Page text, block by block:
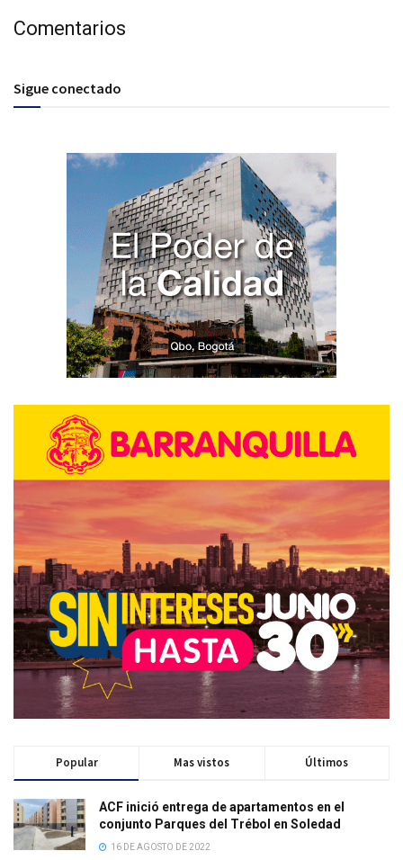
Comentarios
Sigue conectado
Popular Mas vistos Últimos
ACF inició entrega de apartamentos en el
conjunto Parques del Trébol en Soledad
16 DE AGOSTO DE 2022